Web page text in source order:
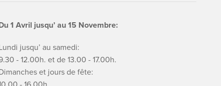
1 Avril jusqu’ au 15 Novembre:
jusqu’ au samedi:
- 12.00h. et de 13.00 - 17.00h.
et jours de fête: